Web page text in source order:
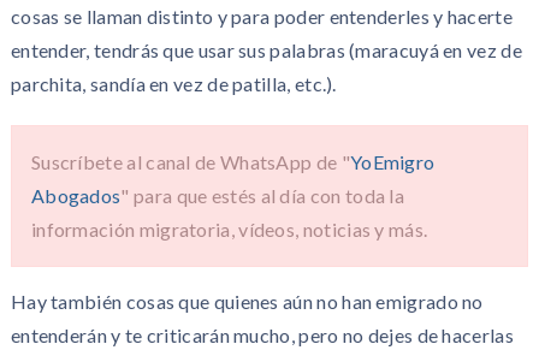
cosas se llaman distinto y para poder entenderles y hacerte
entender, tendrás que usar sus palabras (maracuyá en vez de
parchita, sandía en vez de patilla, etc.).
Suscríbete al canal de WhatsApp de "YoEmigro
Abogados" para que estés al día con toda la
información migratoria, vídeos, noticias y más.
Hay también cosas que quienes aún no han emigrado no
entenderán y te criticarán mucho, pero no dejes de hacerlas